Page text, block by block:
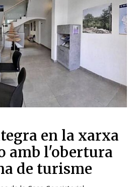
en la xarxa
amb l'obertura
de turisme